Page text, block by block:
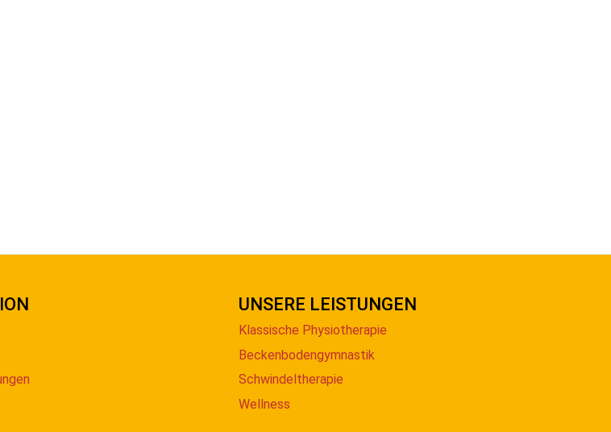
UNSERE LEISTUNGEN
Klassische Physiotherapie
Beckenbodengymnastik
Schwindeltherapie
Wellness